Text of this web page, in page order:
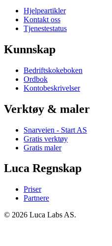
Hjelpeartikler
Kontakt oss
Tjenestestatus
Kunnskap
Bedriftskokeboken
Ordbok
Kontobeskrivelser
Verktøy & maler
Snarveien - Start AS
Gratis verktøy
Gratis maler
Luca Regnskap
Priser
Partnere
© 2026 Luca Labs AS.